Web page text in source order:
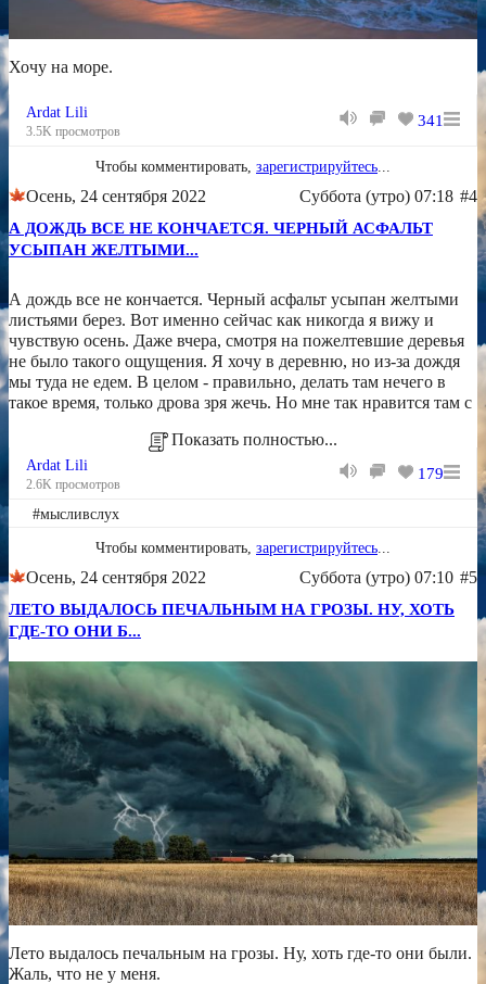
Хочу на море.
341
Ardat Lili
3.5K просмотров
Чтобы комментировать, зарегистрируйтесь
Суббота (утро) 07:18 #4
Осень, 24 сентября 2022
А ДОЖДЬ ВСЕ НЕ КОНЧАЕТСЯ. ЧЕРНЫЙ АСФАЛЬТ
УСЫПАН ЖЕЛТЫМИ...
А дождь все не кончается. Черный асфальт усыпан желтыми
листьями берез. Вот именно сейчас как никогда я вижу и
чувствую осень. Даже вчера, смотря на пожелтевшие деревья
не было такого ощущения. Я хочу в деревню, но из-за дождя
мы туда не едем. В целом - правильно, делать там нечего в
такое время, только дрова зря жечь. Но мне так нравится там с
Показать полностью...
179
Ardat Lili
2.6K просмотров
#мысливслух
Чтобы комментировать, зарегистрируйтесь
Суббота (утро) 07:10 #5
Осень, 24 сентября 2022
ЛЕТО ВЫДАЛОСЬ ПЕЧАЛЬНЫМ НА ГРОЗЫ. НУ, ХОТЬ
ГДЕ-ТО ОНИ Б...
Лето выдалось печальным на грозы. Ну, хоть где-то они были.
Жаль, что не у меня.